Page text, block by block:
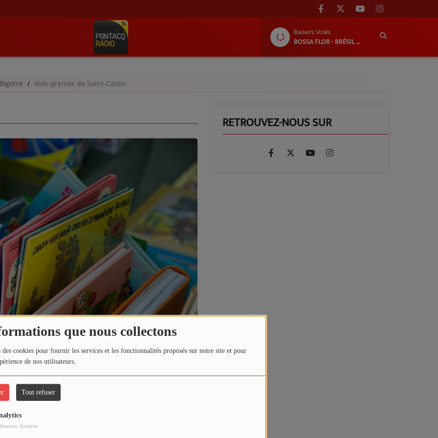
que nous collectons
cookies pour fournir les services et les fonctionnalités proposés sur notre site et pour
de nos utilisateurs.
Tout refuser
Analyse
Baisers Volés
BOSSA FLOR - BRÉSIL EN BÉARN : DU 1ER AU 8 AOÛT 2026 !
Vide-grenier de Saint-Castin
64160, SAINT CASTIN
juin !
RETROUVEZ-NOUS SUR